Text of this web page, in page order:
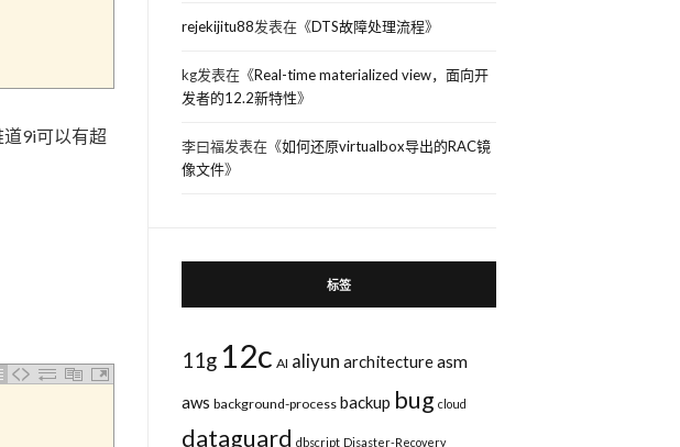
9i可以有超
rejekijitu88发表在《DTS故障处理流程》
kg发表在《Real-time materialized view，面向开
发者的12.2新特性》
李曰福发表在《如何还原virtualbox导出的RAC镜
像文件》
标签
11g 12c AI aliyun architectureasm
aws background-process backup bug cloud
dataguard dbscript Disaster-Recovery